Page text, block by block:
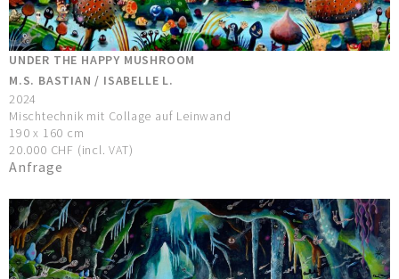
UNDER THE HAPPY MUSHROOM
M.S. BASTIAN / ISABELLE L.
2024
Mischtechnik mit Collage auf Leinwand
190 x 160 cm
20.000 CHF (incl. VAT)
Anfrage